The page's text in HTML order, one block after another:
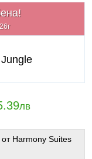
лв
Harmony Suites